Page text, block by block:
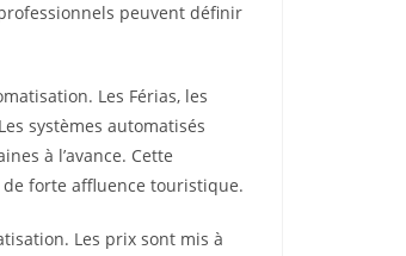
peuvent définir
Les Férias, les
systèmes automatisés
à l’avance. Cette
forte affluence touristique.
Les prix sont mis à